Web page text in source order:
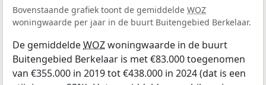
Bovenstaande grafiek toont de gemiddelde WOZ
woningwaarde per jaar in de buurt Buitengebied Berkelaar.
De gemiddeldeWOZwoningwaarde in de buurt
Buitengebied Berkelaar is met €83.000 toegenomen
van €355.000 in 2019 tot €438.000 in 2024 (dat is een